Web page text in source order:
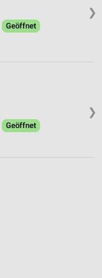
❯
Geöffnet
❯
Geöffnet